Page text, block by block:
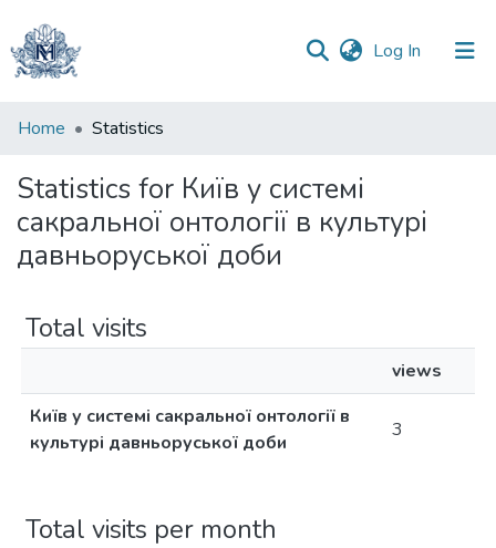
Log In (current)
Communities
Collections
All of DSpace
Home Statistics
Statistics for Київ у системі
сакральної онтології в культурі
давньоруської доби
Total visits
views
Київ у системі сакральної онтології в
культурі давньоруської доби
3
Total visits per month